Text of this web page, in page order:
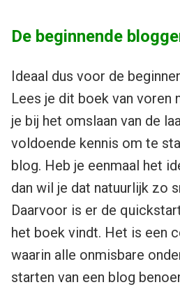
De beginnende
Ideaal dus voor de
Lees je dit boek van voren
je bij het omslaan van de
voldoende kennis om te
blog. Heb je eenmaal het
dan wil je dat natuurlijk zo
Daarvoor is er de
het boek vindt. Het is een
waarin alle onmisbare
starten van een blog